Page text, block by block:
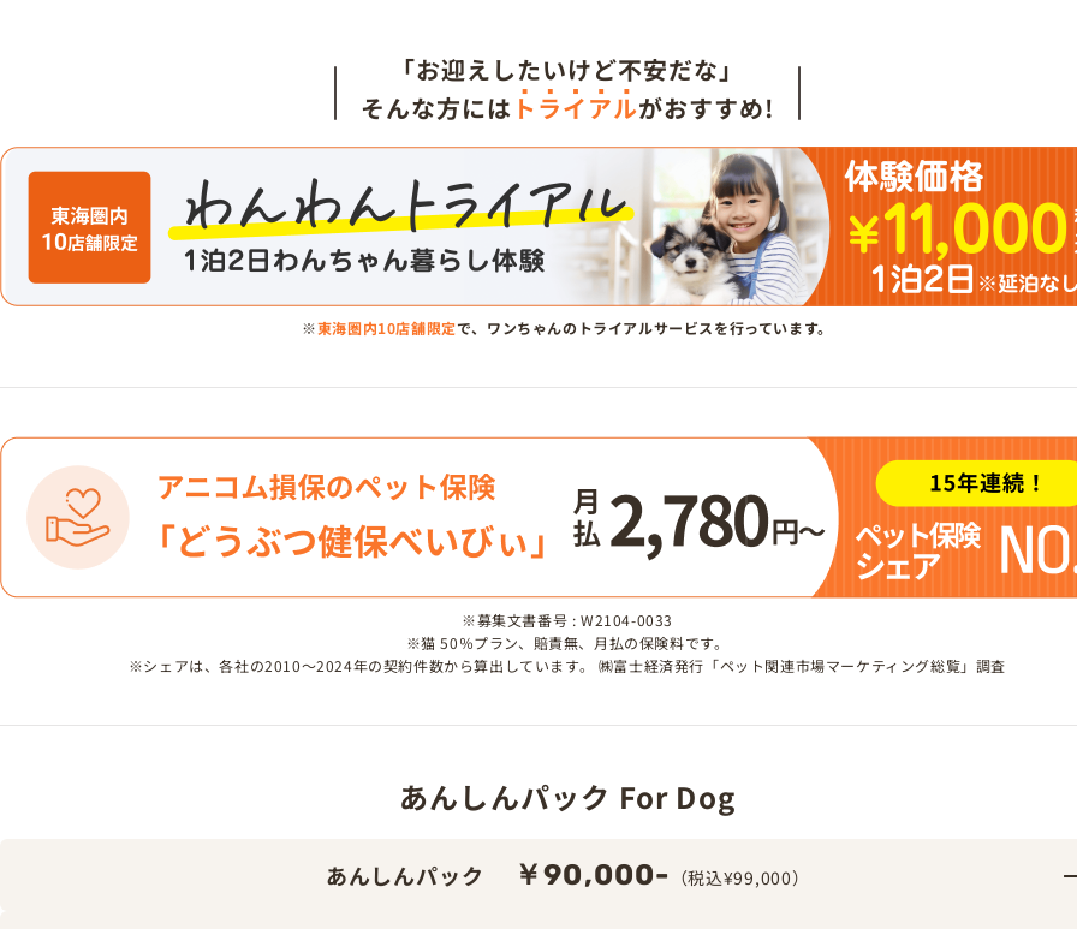
「お迎えしたいけど不安だな」
そんな方には トライアルがおすすめ!
※東海圏内10店舗限定で、ワンちゃんのトライアルサービスを行っています。
※募集文書番号 : W2104-0033
※猫 50％プラン、賠責無、月払の保険料です。
※シェアは、各社の2010～2024年の契約件数から算出しています。 ㈱富士経済発行「ペット関連市場マーケティング総覧」調査
あんしんパック For Dog
あんしんパック ￥90,000- （税込¥99,000）